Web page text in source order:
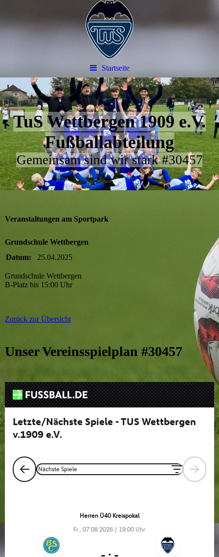
Startseite
TuS Wettbergen 1909 e.V.
Fußballabteilung
Gemeinsam sind wir stark #30457
Veranstaltungen am Sportpark
Grundschule Wettbergen
Datum:
25.04.2025
Grundschule Wettbergen
B-Platz bis 15:00 Uhr
Zurück zur Übersicht
Unser Vereinsspielplan #30457